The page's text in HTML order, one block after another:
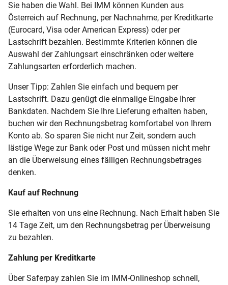
Sie haben die Wahl. Bei IMM können Kunden aus
Österreich auf Rechnung, per Nachnahme, per Kreditkarte
(Eurocard, Visa oder American Express) oder per
Lastschrift bezahlen. Bestimmte Kriterien können die
Auswahl der Zahlungsart einschränken oder weitere
Zahlungsarten erforderlich machen.
Unser Tipp: Zahlen Sie einfach und bequem per
Lastschrift. Dazu genügt die einmalige Eingabe Ihrer
Bankdaten. Nachdem Sie Ihre Lieferung erhalten haben,
buchen wir den Rechnungsbetrag komfortabel von Ihrem
Konto ab. So sparen Sie nicht nur Zeit, sondern auch
lästige Wege zur Bank oder Post und müssen nicht mehr
an die Überweisung eines fälligen Rechnungsbetrages
denken.
Kauf auf Rechnung
Sie erhalten von uns eine Rechnung. Nach Erhalt haben Sie
14 Tage Zeit, um den Rechnungsbetrag per Überweisung
zu bezahlen.
Zahlung per Kreditkarte
Über Saferpay zahlen Sie im IMM-Onlineshop schnell,